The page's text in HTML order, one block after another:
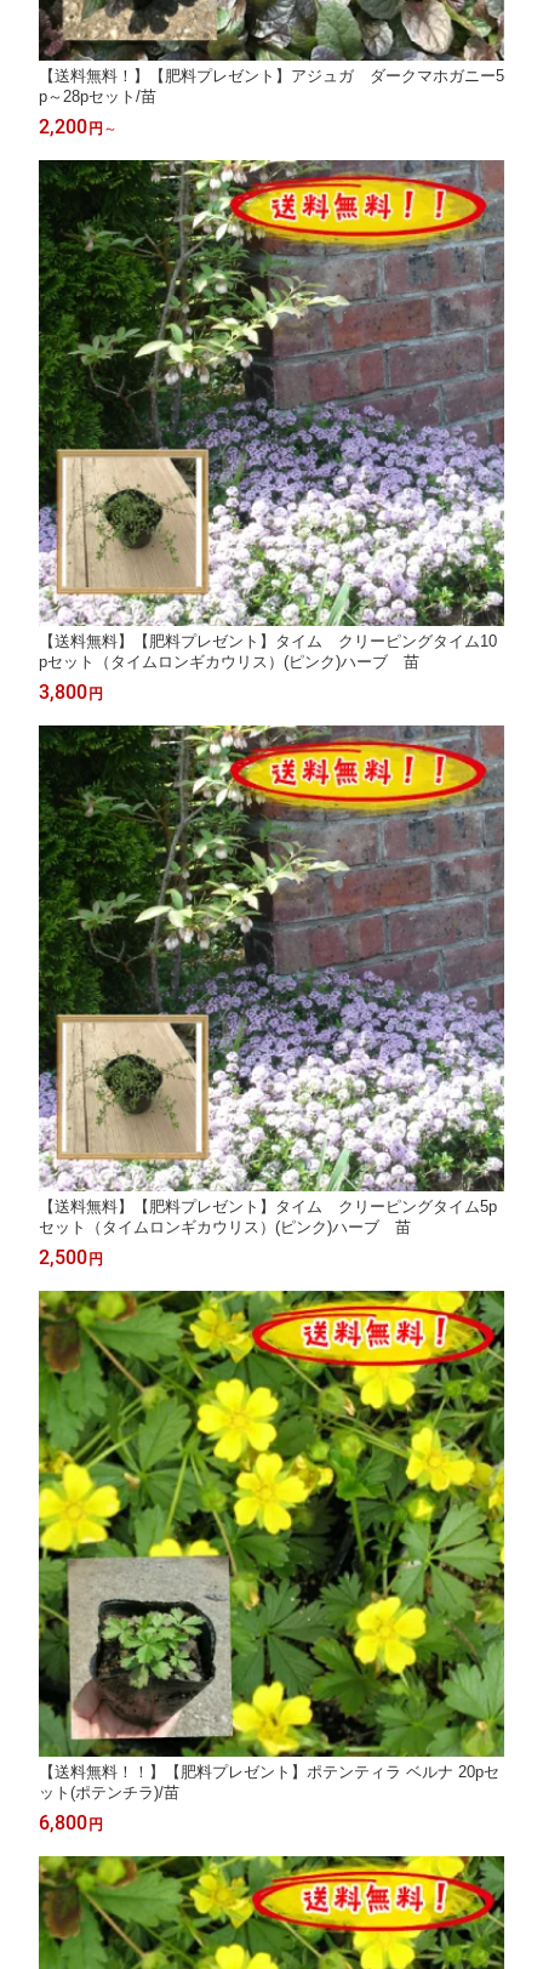
【送料無料！】【肥料プレゼント】アジュガ ダークマホガニー5
p～28pセット/苗
2,200円 ～
【送料無料】【肥料プレゼント】タイム クリーピングタイム10
pセット（タイムロンギカウリス）(ピンク)ハーブ 苗
3,800円
【送料無料】【肥料プレゼント】タイム クリーピングタイム5p
セット（タイムロンギカウリス）(ピンク)ハーブ 苗
2,500円
【送料無料！！】【肥料プレゼント】ポテンティラ ベルナ 20pセ
ット(ポテンチラ)/苗
6,800円